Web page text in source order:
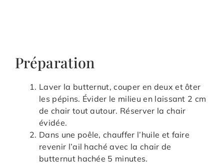
Préparation
Laver la butternut, couper en deux et ôter
les pépins. Évider le milieu en laissant 2 cm
de chair tout autour. Réserver la chair
évidée.
Dans une poêle, chauffer l’huile et faire
revenir l’ail haché avec la chair de
butternut hachée 5 minutes.